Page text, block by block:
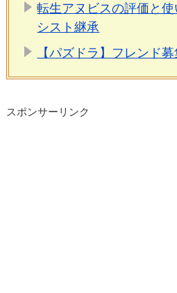
転生アヌビスの評価と
シスト継承
【パズドラ】フレンド
スポンサーリンク